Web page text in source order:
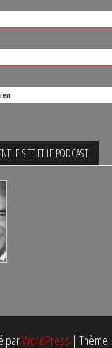
LE SITE ET LE PODCAST
parWordPress | Thème :